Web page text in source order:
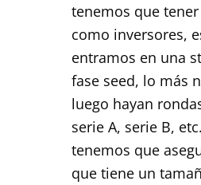
tenemos que
como inversores,
entramos en una
fase seed, lo más
luego hayan
serie A, serie B,
tenemos que
que tiene un